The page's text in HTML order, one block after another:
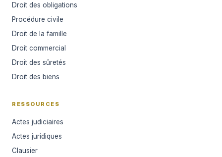
Droit des obligations
Procédure civile
Droit de la famille
Droit commercial
Droit des sûretés
Droit des biens
RESSOURCES
Actes judiciaires
Actes juridiques
Clausier